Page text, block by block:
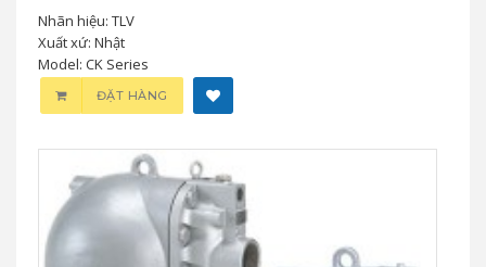
Nhãn hiệu: TLV
Xuất xứ: Nhật
Model: CK Series
ĐẶT HÀNG